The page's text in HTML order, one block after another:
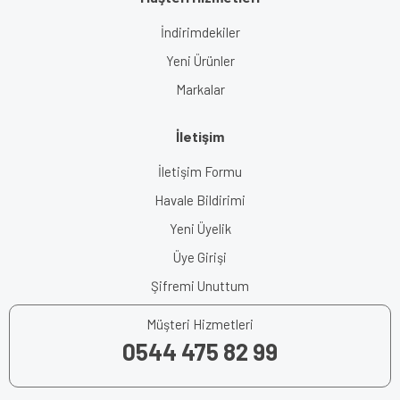
İndirimdekiler
Yeni Ürünler
Markalar
İletişim
İletişim Formu
Havale Bildirimi
Yeni Üyelik
Üye Girişi
Şifremi Unuttum
Müşteri Hizmetleri
0544 475 82 99